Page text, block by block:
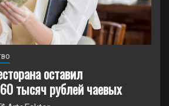
оставил
тысяч рублей чаевых